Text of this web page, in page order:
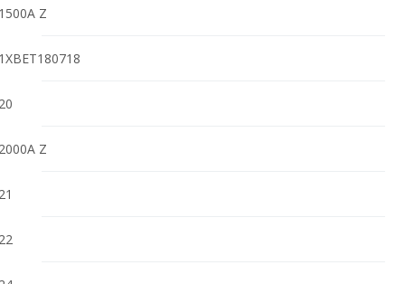
Z
Z